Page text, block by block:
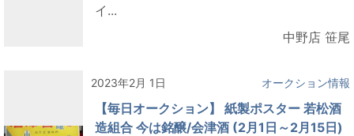
イ...
中野店 笹尾
2023年2月 1日 オークション情報
【毎日オークション】 紙製ポスター 若松酒
造組合 今は銘醸/会津酒 (2月1日～2月15日)